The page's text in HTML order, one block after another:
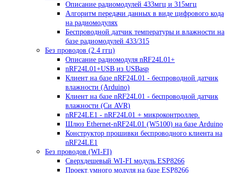
Описание радиомодулей 433мгц и 315мгц
Алгоритм передачи данных в виде цифрового кода
на радиомодулях
Беспроводной датчик температуры и влажности на
базе радиомодулей 433/315
Без проводов (2.4 ггц)
Описание радиомодуля nRF24L01+
nRF24L01+USB из USBasp
Клиент на базе nRF24L01 - беспроводной датчик
влажности (Arduino)
Клиент на базе nRF24L01 - беспроводной датчик
влажности (Си AVR)
nRF24LE1 - nRF24L01 + микроконтроллер.
Шлюз Ethernet-nRF24L01 (W5100) на базе Arduino
Конструктор прошивки беспроводного клиента на
nRF24LE1
Без проводов (WI-FI)
Сверхдешевый WI-FI модуль ESP8266
Проект умного модуля на базе ESP8266